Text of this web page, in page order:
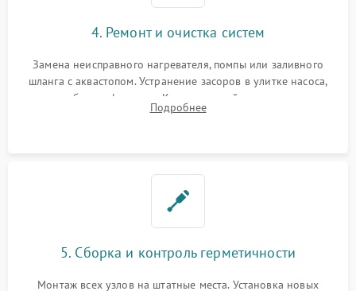
4. Ремонт и очистка систем
Замена неисправного нагревателя, помпы или заливного
шланга с аквастопом. Устранение засоров в улитке насоса,
патрубках и фильтрах. Компонентный ремонт платы
управления, восстановление поврежденной проводки.
Подробнее
5. Сборка и контроль герметичности
Монтаж всех узлов на штатные места. Установка новых